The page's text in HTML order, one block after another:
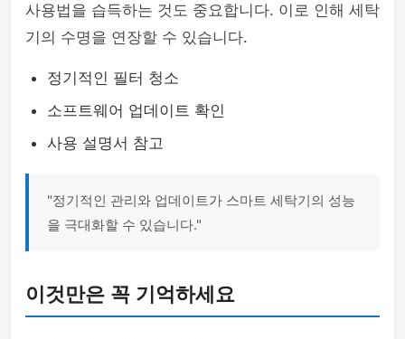
사용법을 습득하는 것도 중요합니다. 이로 인해 세탁
기의 수명을 연장할 수 있습니다.
정기적인 필터 청소
소프트웨어 업데이트 확인
사용 설명서 참고
"정기적인 관리와 업데이트가 스마트 세탁기의 성능
을 극대화할 수 있습니다."
이것만은 꼭 기억하세요